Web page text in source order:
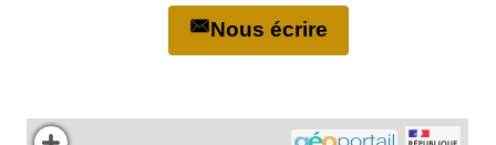
Nous écrire